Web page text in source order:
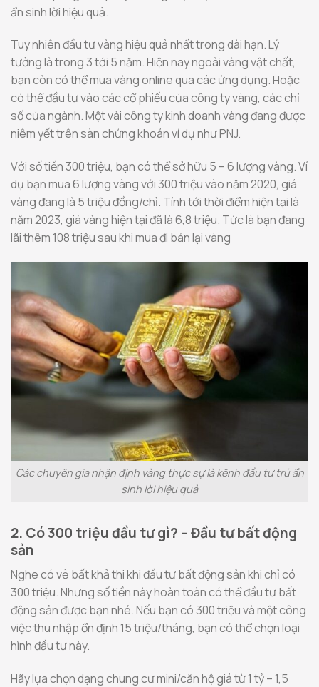
ẩn sinh lời hiệu quả.
Tuy nhiên đầu tư vàng hiệu quả nhất trong dài hạn. Lý
tưởng là trong 3 tới 5 năm. Hiện nay ngoài vàng vật chất,
bạn còn có thể mua vàng online qua các ứng dụng. Hoặc
có thể đầu tư vào các cổ phiếu của công ty vàng, các chỉ
số của ngành. Một vài công ty kinh doanh vàng đang được
niêm yết trên sàn chứng khoán ví dụ như PNJ.
Với số tiền 300 triệu, bạn có thể sở hữu 5 – 6 lượng vàng. Ví
dụ bạn mua 6 lượng vàng với 300 triệu vào năm 2020, giá
vàng đang là 5 triệu đồng/chỉ. Tính tới thời điểm hiện tại là
năm 2023, giá vàng hiện tại đã là 6,8 triệu. Tức là bạn đang
lãi thêm 108 triệu sau khi mua đi bán lại vàng
Các chuyên gia nhận định vàng thực sự là kênh đầu tư trú ẩn
sinh lời hiệu quả
2. Có 300 triệu đầu tư gì? – Đầu tư bất động
sản
Nghe có vẻ bất khả thi khi đầu tư bất động sản khi chỉ có
300 triệu. Nhưng số tiền này hoàn toàn có thể đầu tư bất
động sản được bạn nhé. Nếu bạn có 300 triệu và một công
việc thu nhập ổn định 15 triệu/tháng, bạn có thể chọn loại
hình đầu tư này.
Hãy lựa chọn dạng chung cư mini/căn hộ giá từ 1 tỷ – 1,5